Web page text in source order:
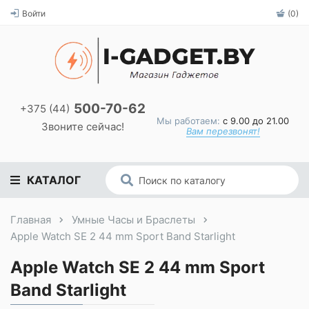
Войти (0)
+375 (44) 500-70-62
Звоните сейчас! Мы работаем: с 9.00 до 21.00
Вам перезвонят!
КАТАЛОГ
Главная
Умные Часы и Браслеты
Apple Watch SE 2 44 mm Sport Band Starlight
Apple Watch SE 2 44 mm Sport
Band Starlight